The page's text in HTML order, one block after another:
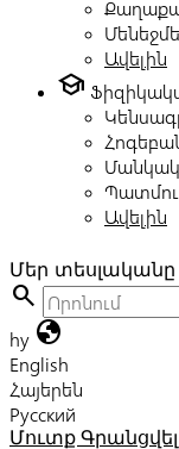
Ավելին
school
Ավելին
Մեր տեսլականը
search
hy globe
English
Հայերեն
Русский
Մուտք Գրանցվել